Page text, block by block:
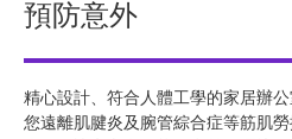
預防意外
精心設計、符合人體工學的家居辦
您遠離肌腱炎及腕管綜合症等筋肌